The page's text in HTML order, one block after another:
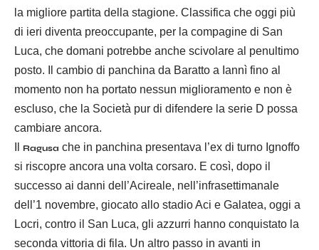
la migliore partita della stagione. Classifica che oggi più
di ieri diventa preoccupante, per la compagine di San
Luca, che domani potrebbe anche scivolare al penultimo
posto. Il cambio di panchina da Baratto a Iannì fino al
momento non ha portato nessun miglioramento e non è
escluso, che la Società pur di difendere la serie D possa
cambiare ancora.
Ragusa che in panchina presentava l’ex di turno Ignoffo
si riscopre ancora una volta corsaro. E così, dopo il
successo ai danni dell’Acireale, nell’infrasettimanale
dell’1 novembre, giocato allo stadio Aci e Galatea, oggi a
Locri, contro il San Luca, gli azzurri hanno conquistato la
seconda vittoria di fila. Un altro passo in avanti in